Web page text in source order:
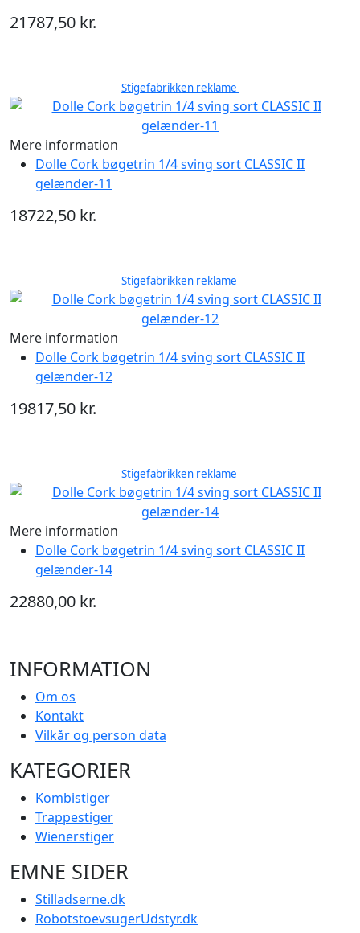
21787,50 kr.
Stigefabrikken reklame
Mere information
Dolle Cork bøgetrin 1/4 sving sort CLASSIC II
gelænder-11
18722,50 kr.
Stigefabrikken reklame
Mere information
Dolle Cork bøgetrin 1/4 sving sort CLASSIC II
gelænder-12
19817,50 kr.
Stigefabrikken reklame
Mere information
Dolle Cork bøgetrin 1/4 sving sort CLASSIC II
gelænder-14
22880,00 kr.
INFORMATION
Om os
Kontakt
Vilkår og person data
KATEGORIER
Kombistiger
Trappestiger
Wienerstiger
EMNE SIDER
Stilladserne.dk
RobotstoevsugerUdstyr.dk